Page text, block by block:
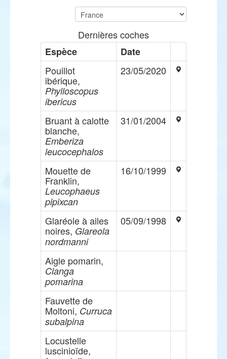
Dernières coches
Espèce
Date
Pouillot
ibérique,
Phylloscopus
ibericus
23/05/2020
Bruant à calotte
blanche,
Emberiza
leucocephalos
31/01/2004
Mouette de
Franklin,
Leucophaeus
pipixcan
16/10/1999
Glaréole à ailes
noires, Glareola
nordmanni
05/09/1998
Aigle pomarin,
Clanga
pomarina
Fauvette de
Moltoni, Curruca
subalpina
Locustelle
luscinioïde,